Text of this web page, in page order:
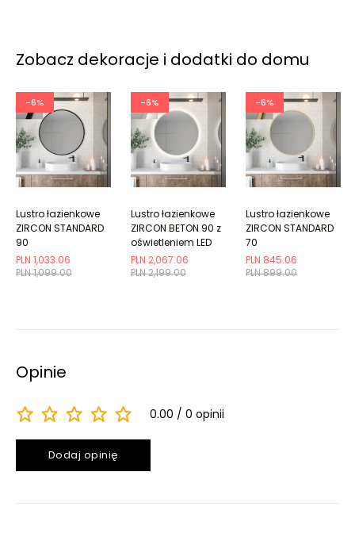
Zobacz dekoracje i dodatki do domu
-6%
PLN 1,099.00
PLN 1,033.06
Lustro łazienkowe
ZIRCON STANDARD
90
-6%
PLN 2,199.00
PLN 2,067.06
Lustro łazienkowe
ZIRCON BETON 90 z
oświetleniem LED
-6%
PLN 899.00
PLN 845.06
Lustro łazienkowe
ZIRCON STANDARD
70
Opinie
0.00 0 opinii
Dodaj opinię